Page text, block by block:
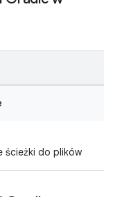
ścieżki do plików